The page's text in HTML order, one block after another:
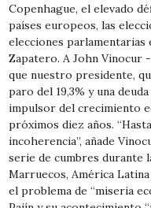
Copenhague, el elevado
países europeos, las
elecciones parlamentarias
Zapatero. A John
que nuestro presidente,
paro del 19,3% y una
impulsor del crecimiento
próximos diez años.
incoherencia”, añade
serie de cumbres durante
Marruecos, América
el problema de “miseria